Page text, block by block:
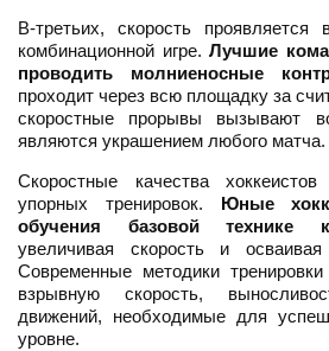
В-третьих, скорость
комбинационной игре.Лучшие
проводить молниеносные
проходит через всю площадку за
скоростные прорывы вызывают
являются украшением любого матча.
Скоростные качества
упорных тренировок. Юные
обучения базовой технике
увеличивая скорость и
Современные методики
взрывную скорость,
движений, необходимые для
уровне.